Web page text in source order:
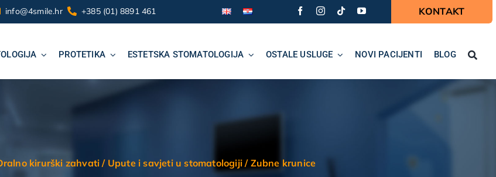
info@4smile.hr +385 (01) 8891 461 KONTAKT
PROTETIKA ESTETSKA STOMATOLOGIJA OSTALE USLUGE NOVI PACIJENTI BLOG
kirurški zahvati / Upute i savjeti u stomatologiji / Zubne krunice